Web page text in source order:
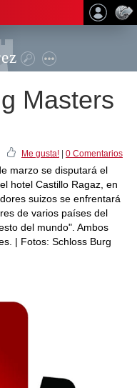
Masters
Me gusta! 0 Comentarios
marzo se disputará el
hotel Castillo Ragaz, en
suizos se enfrentará
de varios países del
del mundo". Ambos
| Fotos: Schloss Burg